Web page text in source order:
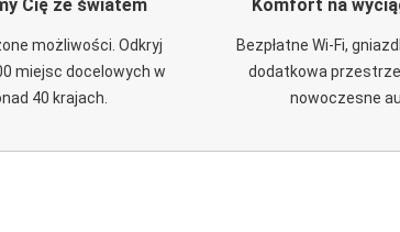
Cię ze światem
możliwości. Odkryj
miejsc docelowych w
40 krajach.
Komfort na
Bezpłatne Wi-Fi,
dodatkowa
nowoczesne